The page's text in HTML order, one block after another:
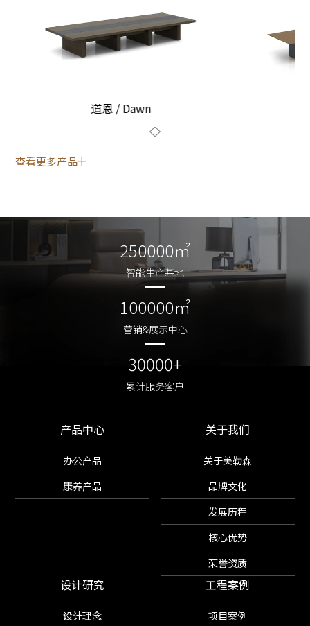
道恩 / Dawn
查看更多产品
250000㎡
智能生产基地
100000㎡
营销&展示中心
30000+
累计服务客户
250000㎡
智能生产基地
100000㎡
营销&展示中心
30000+
累计服务客户
产品中心
办公产品
康养产品
关于我们
关于美勒森
品牌文化
发展历程
核心优势
荣誉资质
设计研究
设计理念
工程案例
项目案例